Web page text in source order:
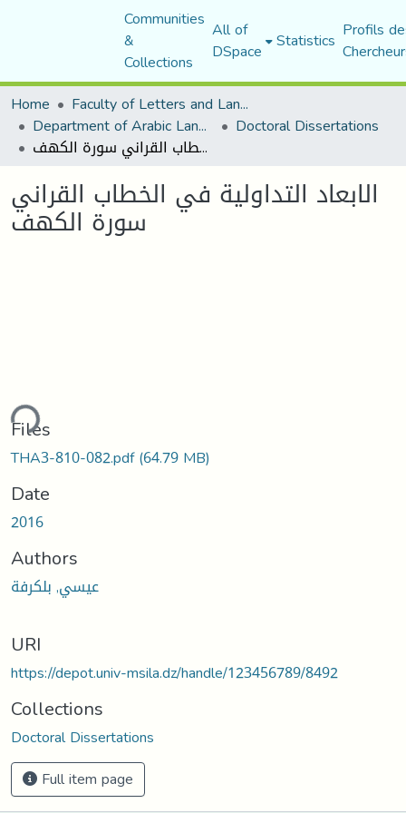
Communities
&
Collections
All of
DSpace Statistics Profils
Home
Faculty of Letters and Languages
Department of Arabic Language and Literature Doctoral Dissertations
الابعاد التداولية في الخطاب القراني سورة الكهف
الابعاد التداولية في الخطاب القراني
سورة الكهف
Files
THA3-810-082.pdf(64.79 MB)
Date
2016
Authors
عيسي, بلكرفة
URI
https://depot.univ-msila.dz/handle/123456789/8492
Collections
Doctoral Dissertations
Full item page